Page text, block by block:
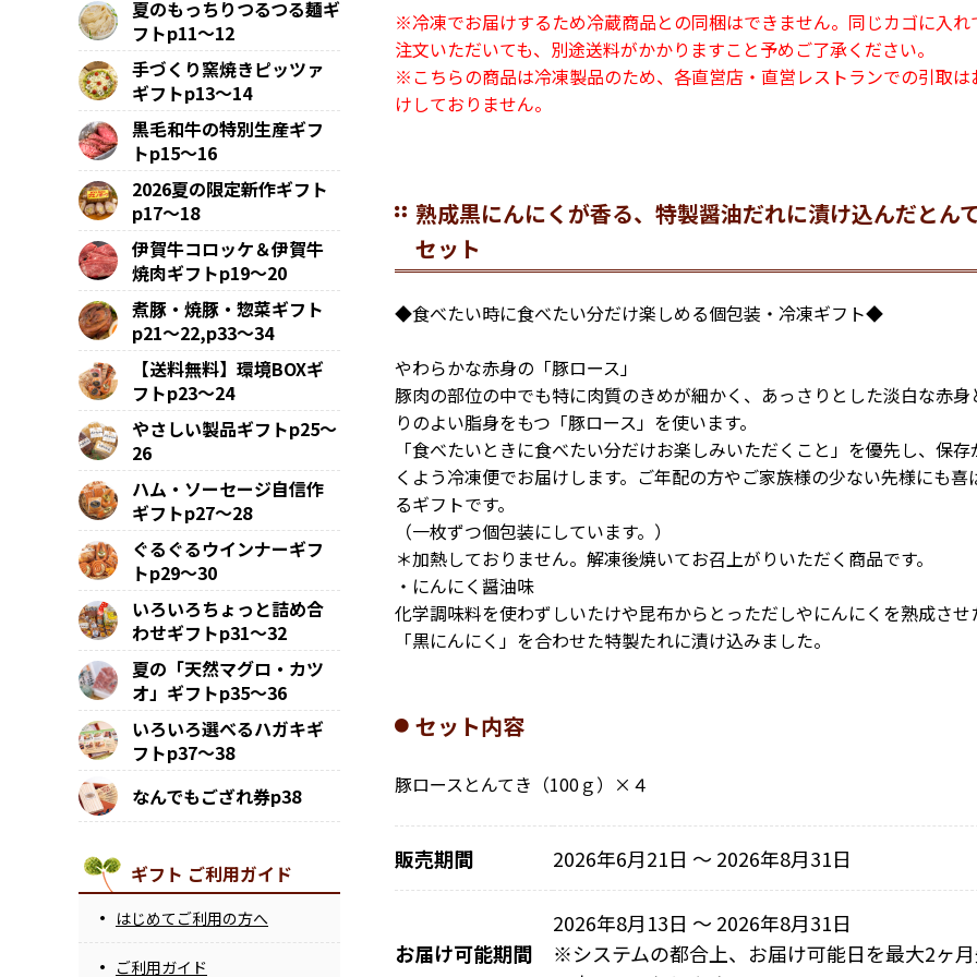
※冷凍でお届けするため冷蔵商品との同梱はできません。同じカゴに入れ
注文いただいても、別途送料がかかりますこと予めご了承ください。
※こちらの商品は冷凍製品のため、各直営店・直営レストランでの引取は
けしておりません。
熟成黒にんにくが香る、特製醤油だれに漬け込んだとん
セット
◆食べたい時に食べたい分だけ楽しめる個包装・冷凍ギフト◆
やわらかな赤身の「豚ロース」
豚肉の部位の中でも特に肉質のきめが細かく、あっさりとした淡白な赤身
りのよい脂身をもつ「豚ロース」を使います。
「食べたいときに食べたい分だけお楽しみいただくこと」を優先し、保存
くよう冷凍便でお届けします。ご年配の方やご家族様の少ない先様にも喜
るギフトです。
（一枚ずつ個包装にしています。）
＊加熱しておりません。解凍後焼いてお召上がりいただく商品です。
・にんにく醤油味
化学調味料を使わずしいたけや昆布からとっただしやにんにくを熟成させ
「黒にんにく」を合わせた特製たれに漬け込みました。
セット内容
豚ロースとんてき（100ｇ）×４
販売期間 2026年6月21日 〜 2026年8月31日
お届け可能期間
2026年8月13日 ～ 2026年8月31日
※システムの都合上、お届け可能日を最大2ヶ
夏のもっちりつるつる麺ギ
フトp11～12
手づくり窯焼きピッツァ
ギフトp13～14
黒毛和牛の特別生産ギフ
トp15～16
2026夏の限定新作ギフト
p17～18
伊賀牛コロッケ＆伊賀牛
焼肉ギフトp19～20
煮豚・焼豚・惣菜ギフト
p21～22,p33～34
【送料無料】環境BOXギ
フトp23～24
やさしい製品ギフトp25～
26
ハム・ソーセージ自信作
ギフトp27～28
ぐるぐるウインナーギフ
トp29～30
いろいろちょっと詰め合
わせギフトp31～32
夏の「天然マグロ・カツ
オ」ギフトp35～36
いろいろ選べるハガキギ
フトp37～38
なんでもござれ券p38
ギフト ご利用ガイド
はじめてご利用の方へ
ご利用ガイド